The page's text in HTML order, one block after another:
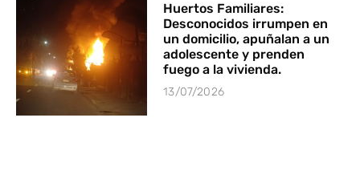
Huertos Familiares:
Desconocidos irrumpen en
un domicilio, apuñalan a un
adolescente y prenden
fuego a la vivienda.
13/07/2026